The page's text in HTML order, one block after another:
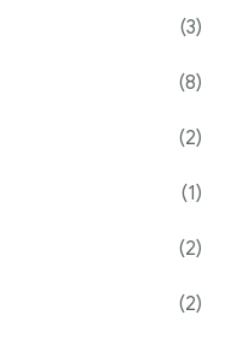
(3)
(8)
(2)
(1)
(2)
(2)